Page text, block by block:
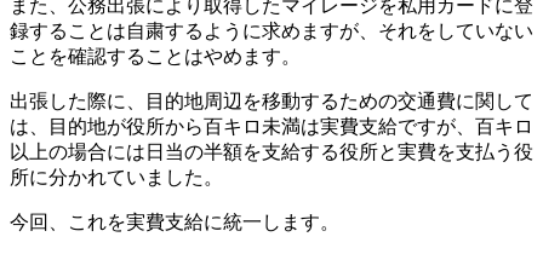
また、公務出張により取得したマイレージを私用カードに登
録することは自粛するように求めますが、それをしていない
ことを確認することはやめます。
出張した際に、目的地周辺を移動するための交通費に関して
は、目的地が役所から百キロ未満は実費支給ですが、百キロ
以上の場合には日当の半額を支給する役所と実費を支払う役
所に分かれていました。
今回、これを実費支給に統一します。